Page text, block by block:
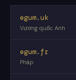
egum.uk
Vương quốc Anh
egum.fr
Pháp